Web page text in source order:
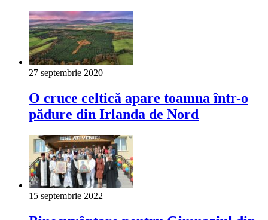
27 septembrie 2020
O cruce celtică apare toamna într-o
pădure din Irlanda de Nord
15 septembrie 2022